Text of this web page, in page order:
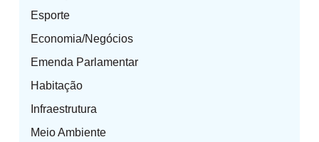
Esporte
Economia/Negócios
Emenda Parlamentar
Habitação
Infraestrutura
Meio Ambiente